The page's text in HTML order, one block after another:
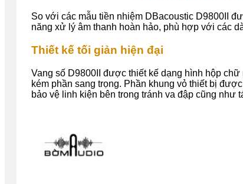
So với các mẫu tiền nhiệm DBacoustic D9800II
năng xử lý âm thanh hoàn hảo, phù hợp với các
Thiết kế tối giản hiện đại
Vang số D9800II được thiết kế dạng hình hộp
kém phần sang trọng. Phần khung vỏ thiết bị
bảo vệ linh kiện bên trong tránh va đập cũng như